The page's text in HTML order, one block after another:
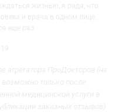
жизнью, я рада, что
и врача в одном лице.
еще раз.
ПроДокторов (на
только после
медицинской услуги в
заказных отзывов)